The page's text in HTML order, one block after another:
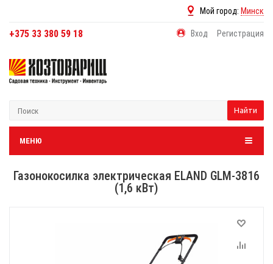
Мой город: Минск
+375 33 380 59 18 Вход Регистрация
Найти
МЕНЮ
Газонокосилка электрическая ELAND GLM-3816
(1,6 кВт)